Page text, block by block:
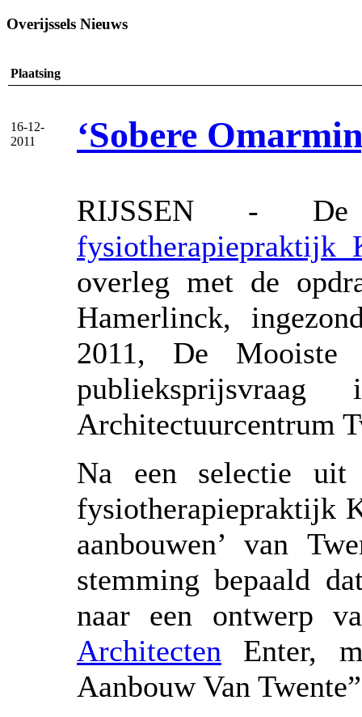
Overijssels Nieuws
Plaatsing
16-12-
2011
‘Sobere
RIJSSEN - De
fysiotherapiepraktijk
overleg met de
Hamerlinck,
2011, De Mooiste
Architectuurcentrum
Na een selectie uit
fysiotherapiepraktijk
aanbouwen’ van
stemming bepaald
naar een ontwerp
Architecten Enter,
Aanbouw Van